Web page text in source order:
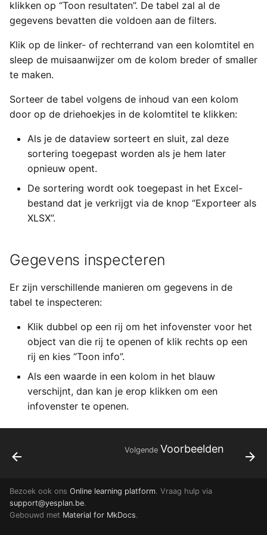
a
i
s
e
r
Gebruikersinstellingen
Importeren
Bestanden
Integraties
Systeemvoorkeuren
Verouderde en verwijderde
functionaliteit
Types van externe
Tijden invoeren
Exchange
Mercurius Export
Ticketmatic
Universe
Yesplan 27, jul 2020
Yesplan 26.2, apr 2020
Yesplan 26.1, nov 2019
Yesplan 26, okt 2019
Yesplan 25, nov 2018
Yesplan 24, jun 2018
Yesplan 1.23, nov 2017
Yesplan 1.22, jun 2017
Yesplan 1.21, nov 2016
Yesplan 1.20, jul 2016
Yesplan 1.19, mei 2016
Yesplan 1.18, sep 2015
Yesplan 1.17, mrt 2015
Yesplan 1.16, dec 2014
Yesplan 1.15, sep 2014
Yesplan 1.14, jun 2014
Yesplan 1.13, mei 2014
Yesplan 1.12, mrt 2014
klikken op “Toon resultaten”. De tabel zal al de
gegevens bevatten die voldoen aan de filters.
Klik op de linker- of rechterrand van een kolomtitel en
sleep de muisaanwijzer om de kolom breder of smaller
te maken.
Sorteer de tabel volgens de inhoud van een kolom
door op de driehoekjes in de kolomtitel te klikken:
Als je de dataview sorteert en sluit, zal deze
sortering toegepast worden als je hem later
opnieuw opent.
De sortering wordt ook toegepast in het Excel-
bestand dat je verkrijgt via de knop “Exporteer als
XLSX”.
Gegevens inspecteren
Er zijn verschillende manieren om gegevens in de
tabel te inspecteren:
Klik dubbel op een rij om het infovenster voor het
object van die rij te openen of klik rechts op een
rij en kies “Toon info”.
Als een waarde in een kolom in het blauw
verschijnt, dan kan je erop klikken om een
infovenster te openen.
Volgende Voorbeelden
Bezoek ook ons Online learning platform. Vraag hulp via
support@yesplan.be.
Gebouwd met Material for MkDocs.